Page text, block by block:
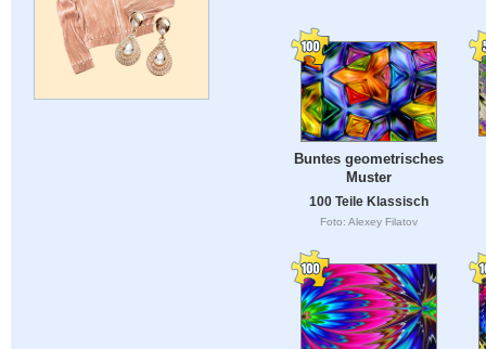
Buntes geometrisches
Muster
100 Teile Klassisch
Foto: Alexey Filatov